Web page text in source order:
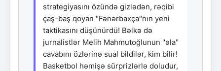
strategiyasını özündə gizlədən, rəqibi
çaş-baş qoyan "Fənərbaxça"nın yeni
taktikasını düşünürdü! Bəlkə də
jurnalistlər Melih Mahmutoğlunun "əla"
cavabını özlərinə sual bildilər, kim bilir!
Basketbol həmişə sürprizlərlə doludur,